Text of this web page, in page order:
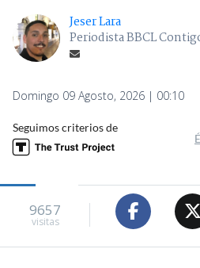
Jeser Lara
Periodista BBCL
Domingo 09 Agosto, 2026 | 00:10
Seguimos criterios de
9657
visitas